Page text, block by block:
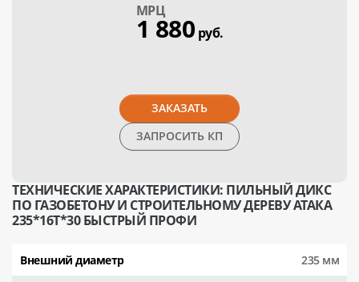
МPЦ
1 880 руб.
ЗАКАЗАТЬ
ЗАПРОСИТЬ КП
ТЕХНИЧЕСКИЕ ХАРАКТЕРИСТИКИ: ПИЛЬНЫЙ ДИКС
ПО ГАЗОБЕТОНУ И СТРОИТЕЛЬНОМУ ДЕРЕВУ АТАКА
235*16T*30 БЫСТРЫЙ ПРОФИ
Внешний диаметр 235 мм